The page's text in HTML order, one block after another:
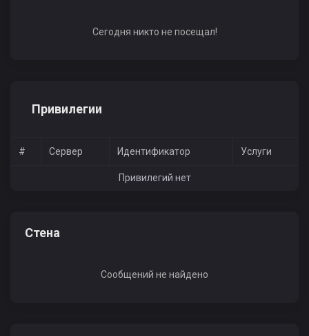
Сегодня никто не посещал!
Привилегии
# Сервер Идентификатор Услуги
Привилегий нет
Стена
Сообщений не найдено